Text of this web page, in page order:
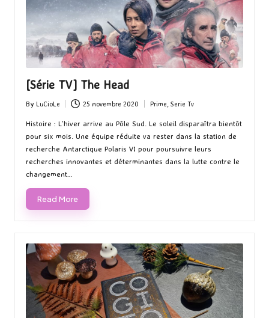
[Série TV] The Head
Posted
by
By LuCioLe 25 novembre 2020
Posted
in
Prime Serie Tv
Histoire : L’hiver arrive au Pôle Sud. Le soleil disparaîtra bientôt
pour six mois. Une équipe réduite va rester dans la station de
recherche Antarctique Polaris VI pour poursuivre leurs
recherches innovantes et déterminantes dans la lutte contre le
changement…
Read More